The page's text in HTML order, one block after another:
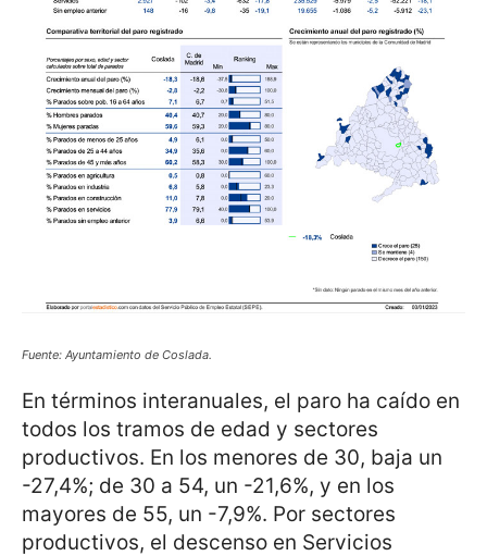
Fuente: Ayuntamiento de Coslada.
En términos interanuales, el paro ha caído en
todos los tramos de edad y sectores
productivos. En los menores de 30, baja un
-27,4%; de 30 a 54, un -21,6%, y en los
mayores de 55, un -7,9%. Por sectores
productivos, el descenso en Servicios